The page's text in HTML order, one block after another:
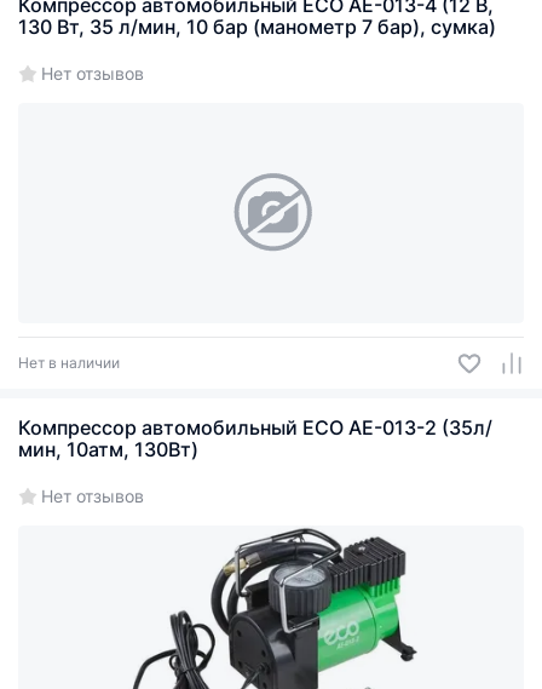
Компрессор автомобильный ECO AE-013-4 (12 В,
130 Вт, 35 л/мин, 10 бар (манометр 7 бар), сумка)
Нет отзывов
Нет в наличии
Компрессор автомобильный ECO AE-013-2 (35л/
мин, 10атм, 130Вт)
Нет отзывов